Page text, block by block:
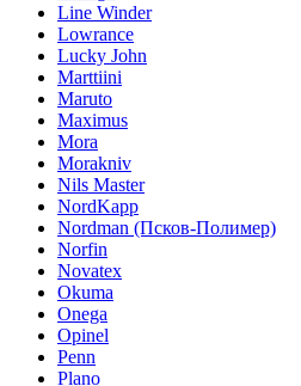
Line Winder
Lowrance
Lucky John
Marttiini
Maruto
Maximus
Mora
Morakniv
Nils Master
NordKapp
Nordman (Псков-Полимер)
Norfin
Novatex
Okuma
Onega
Opinel
Penn
Plano